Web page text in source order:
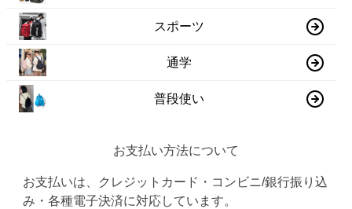
スポーツ
通学
普段使い
お支払い方法について
お支払いは、クレジットカード・コンビニ/銀行振り込
み・各種電子決済に対応しています。